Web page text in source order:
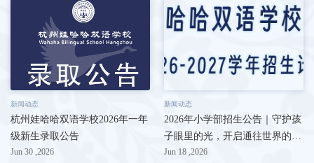
新闻动态
杭州娃哈哈双语学校2026年一年
级新生录取公告
Jun 30 ,2026
新闻动态
2026年小学部招生公告｜守护孩
子眼里的光，开启通往世界的成
长路径
Jun 18 ,2026